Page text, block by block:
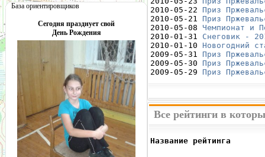
База ориентировщиков
Сегодня празднует свой
День Рождения
2010-05-22 Приз
2010-05-21 Приз
2010-05-08 Чемпионат и
2010-01-31 Снеговик -
2010-01-10 Новогодний
2009-05-31 Приз
2009-05-30 Приз
2009-05-29 Приз
Все рейтинги в
Название рейтинга